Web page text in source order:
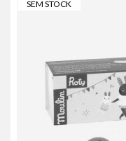
SEM STOCK